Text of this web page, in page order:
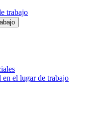
trabajo
el lugar de trabajo